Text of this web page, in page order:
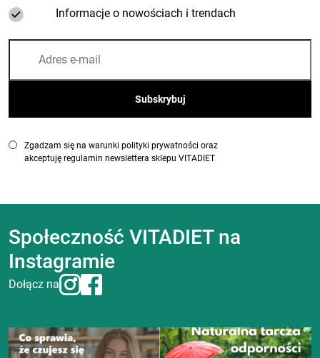
Informacje o nowościach i trendach
Zgadzam się na warunki polityki prywatności oraz
akceptuję regulamin newslettera sklepu VITADIET
Społeczność VITADIET na
Instagramie
Dołącz na